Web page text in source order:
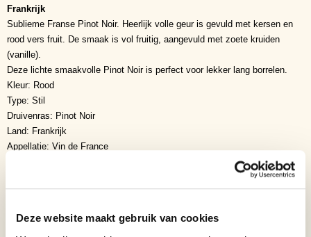
Deze website maakt gebruik van cookies
Frankrijk
Sublieme Franse Pinot Noir. Heerlijk volle geur is gevuld met kersen en
rood vers fruit. De smaak is vol fruitig, aangevuld met zoete kruiden
(vanille).
Deze lichte smaakvolle Pinot Noir is perfect voor lekker lang borrelen.
Kleur: Rood
Type: Stil
Druivenras: Pinot Noir
Land: Frankrijk
Appellatie: Vin de France
Smaaktype: Verkwikkend
Serveertemperatuur: 12 tot 15 graden